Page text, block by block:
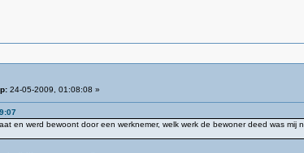
24-05-2009, 01:08:08 »
en werd bewoont door een werknemer, welk werk de bewoner deed was